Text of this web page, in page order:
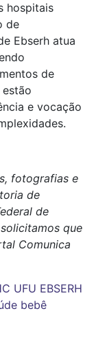
hospitais
de
Ebserh atua
de
e vocação
fotografias e
de
de
que
Comunica
UFU EBSERH
bebê